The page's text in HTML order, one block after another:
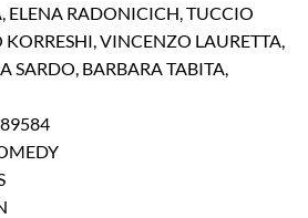
ELENA RADONICICH, TUCCIO
VINCENZO LAURETTA,
SARDO, BARBARA TABITA,